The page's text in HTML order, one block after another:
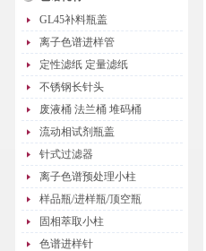
GL45补料瓶盖
离子色谱进样管
定性滤纸 定量滤纸
不锈钢长针头
废液桶 法兰桶 堆码桶
流动相试剂瓶盖
针式过滤器
离子色谱预处理小柱
样品瓶/进样瓶/顶空瓶
固相萃取小柱
色谱进样针